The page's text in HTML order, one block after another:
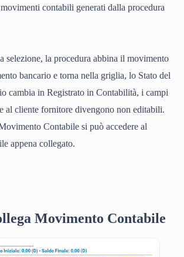
contabili generati dalla procedura
selezione, la procedura abbina il movimento
bancario e torna nella griglia, lo Stato del
cambia in Registrato in Contabilità, i campi
al cliente fornitore divengono non editabili.
Contabile si può accedere al
appena collegato.
Movimento Contabile